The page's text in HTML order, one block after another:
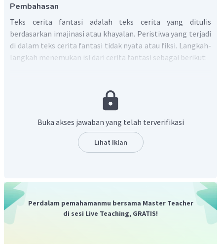
Pembahasan
Teks cerita fantasi adalah teks cerita yang ditulis
berdasarkan imajinasi atau khayalan. Peristiwa yang terjadi
di dalam teks cerita fantasi tidak nyata atau fiksi. Langkah-
langkah menemukan isi dari cerita fantasi sebagai berikut:
Menentukan unsur intrinsik teks cerita fantasi
Meyimpulkan isi teks cerita fantasi tersebut.
punahlah harapannya untuk mendapatkan kembali
permadaninya. Ia tak tega mengutus anak bungsunya
karena masih terlampau kecil. Namun, si Bungsu mendesak
ibunya agar diperbolehkan mencari permadani yang hilang.
Buka akses jawaban yang telah terverifikasi
Lihat Iklan
Perdalam pemahamanmu bersama Master Teacher
di sesi Live Teaching, GRATIS!